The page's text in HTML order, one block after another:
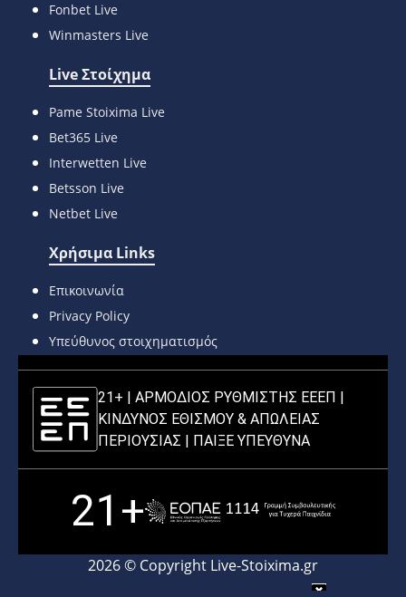
Fonbet Live
Winmasters Live
Live Στοίχημα
Pame Stoixima Live
Bet365 Live
Interwetten Live
Betsson Live
Netbet Live
Χρήσιμα Links
Επικοινωνία
Privacy Policy
Υπεύθυνος στοιχηματισμός
21+ | ΑΡΜΟΔΙΟΣ ΡΥΘΜΙΣΤΗΣ ΕΕΕΠ |
ΚΙΝΔΥΝΟΣ ΕΘΙΣΜΟΥ & ΑΠΩΛΕΙΑΣ
ΠΕΡΙΟΥΣΙΑΣ |
ΠΑΙΞΕ ΥΠΕΥΘΥΝΑ
21+
2026 © Copyright Live-Stoixima.gr